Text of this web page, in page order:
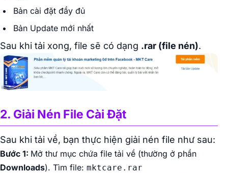
Bản cài đặt đầy đủ
Bản Update mới nhất
Sau khi tải xong, file sẽ có dạng .rar (file nén).
2. Giải Nén File Cài Đặt
Sau khi tải về, bạn thực hiện giải nén file như sau:
Bước 1: Mở thư mục chứa file tải về (thường ở phần
Downloads). Tìm file: mktcare.rar